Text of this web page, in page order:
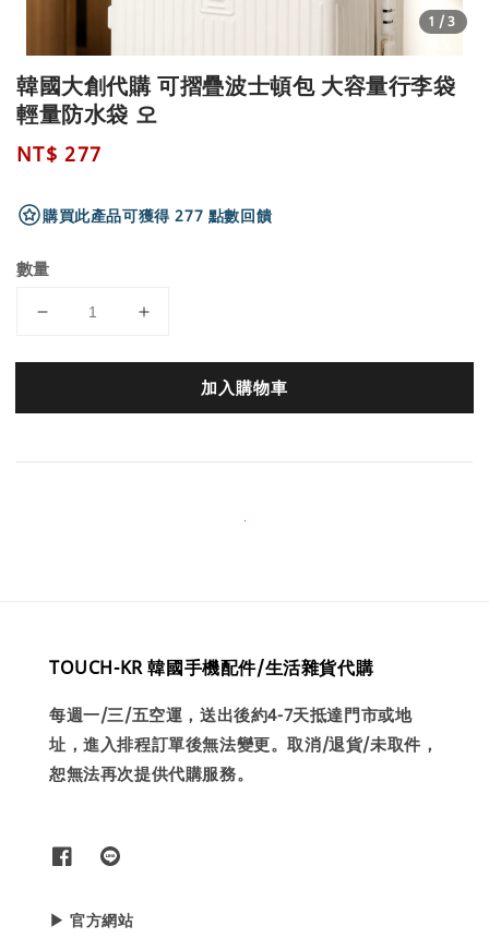
1 /3
韓國大創代購 可摺疊波士頓包 大容量行李袋
輕量防水袋 오
Regular
NT$ 277
購買此產品可獲得 277 點數回饋
數量
加入購物車
TOUCH-KR 韓國手機配件/生活雜貨代購
每週一/三/五空運，送出後約4-7天抵達門市或地
址，進入排程訂單後無法變更。取消/退貨/未取件，
恕無法再次提供代購服務。
▶ 官方網站